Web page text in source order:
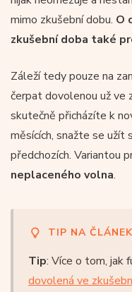
mimo zkušební dobu. O
zkušební doba také
Záleží tedy pouze na
čerpat dovolenou už ve
skutečně přicházíte k
měsících, snažte se užít
předchozích. Variantou
neplaceného volna.
TIP NA ČLÁNEK
Tip: Více o tom, jak
dovolená ve